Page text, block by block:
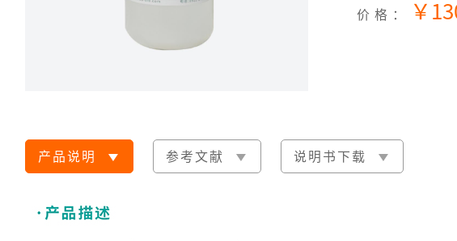
价格： ￥
产品说明 参考文献 说明书下载